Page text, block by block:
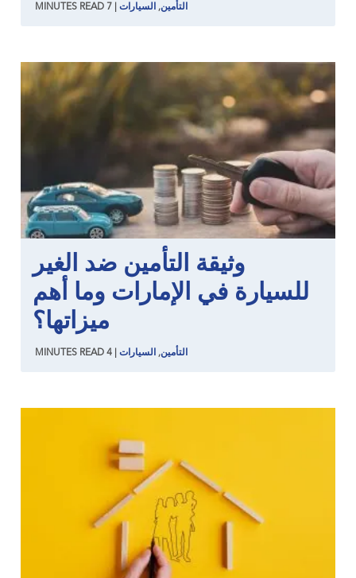
التأمين, السيارات 7
MINUTES READ
وثيقة التأمين ضد الغير
للسيارة في الإمارات وما أهم
ميزاتها؟
التأمين, السيارات 4
MINUTES READ